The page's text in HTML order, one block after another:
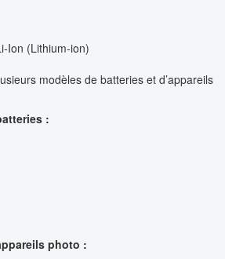
Ion (Lithium-ion)
modèles de batteries et d’appareils
:
photo :